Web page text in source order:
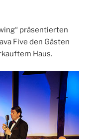
präsentierten
Five den Gästen
Haus.